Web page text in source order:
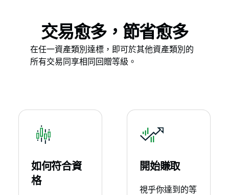
交易愈多，節省愈多
在任一資產類別達標，即可於其他資產類別的
所有交易同享相同回贈等級。
如何符合資
格
開始賺取
視乎你達到的等